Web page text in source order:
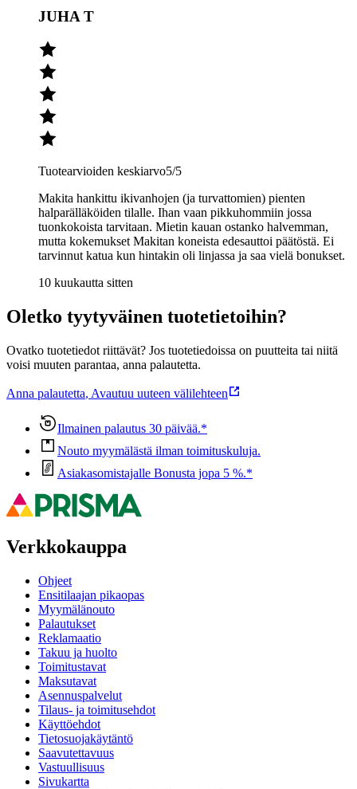
JUHA T
Tuotearvioiden keskiarvo5/5
Makita hankittu ikivanhojen (ja turvattomien) pienten
halparälläköiden tilalle. Ihan vaan pikkuhommiin jossa
tuonkokoista tarvitaan. Mietin kauan ostanko halvemman,
mutta kokemukset Makitan koneista edesauttoi päätöstä. Ei
tarvinnut katua kun hintakin oli linjassa ja saa vielä bonukset.
10 kuukautta sitten
Oletko tyytyväinen tuotetietoihin?
Ovatko tuotetiedot riittävät? Jos tuotetiedoissa on puutteita tai niitä
voisi muuten parantaa, anna palautetta.
Anna palautetta, Avautuu uuteen välilehteen
Ilmainen palautus 30 päivää.*
Nouto myymälästä ilman toimituskuluja.
Asiakasomistajalle Bonusta jopa 5 %.*
Verkkokauppa
Ohjeet
Ensitilaajan pikaopas
Myymälänouto
Palautukset
Reklamaatio
Takuu ja huolto
Toimitustavat
Maksutavat
Asennuspalvelut
Tilaus- ja toimitusehdot
Käyttöehdot
Tietosuojakäytäntö
Saavutettavuus
Vastuullisuus
Sivukartta